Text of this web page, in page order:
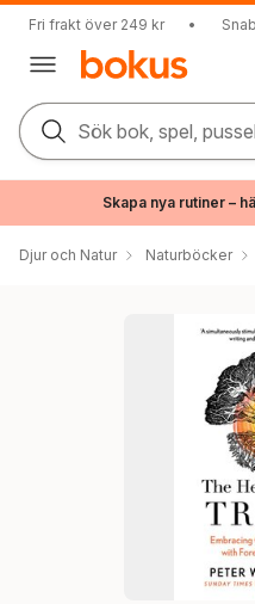
Fri frakt över 249 kr •
Sök bok, spel,
Skapa nya rutiner –
Djur och Natur Naturböcker